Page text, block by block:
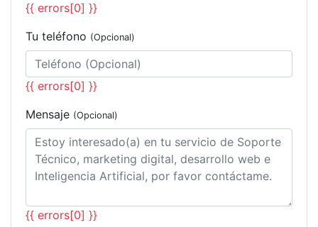
{{ errors[0] }}
Tu teléfono (Opcional)
{{ errors[0] }}
Mensaje (Opcional)
{{ errors[0] }}